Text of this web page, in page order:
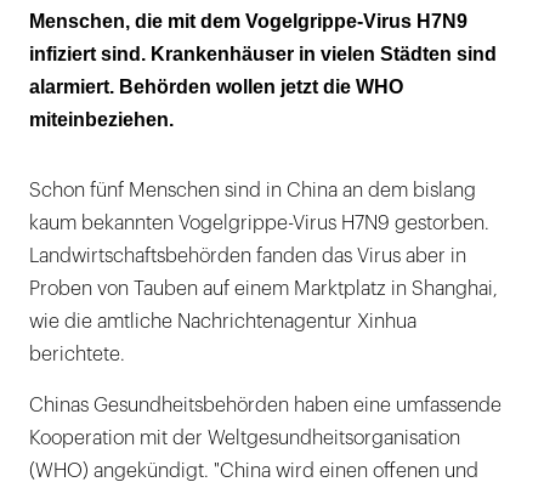
Menschen, die mit dem Vogelgrippe-Virus H7N9
infiziert sind. Krankenhäuser in vielen Städten sind
alarmiert. Behörden wollen jetzt die WHO
miteinbeziehen.
Schon fünf Menschen sind in China an dem bislang
kaum bekannten Vogelgrippe-Virus H7N9 gestorben.
Landwirtschaftsbehörden fanden das Virus aber in
Proben von Tauben auf einem Marktplatz in Shanghai,
wie die amtliche Nachrichtenagentur Xinhua
berichtete.
Chinas Gesundheitsbehörden haben eine umfassende
Kooperation mit der Weltgesundheitsorganisation
(WHO) angekündigt. "China wird einen offenen und